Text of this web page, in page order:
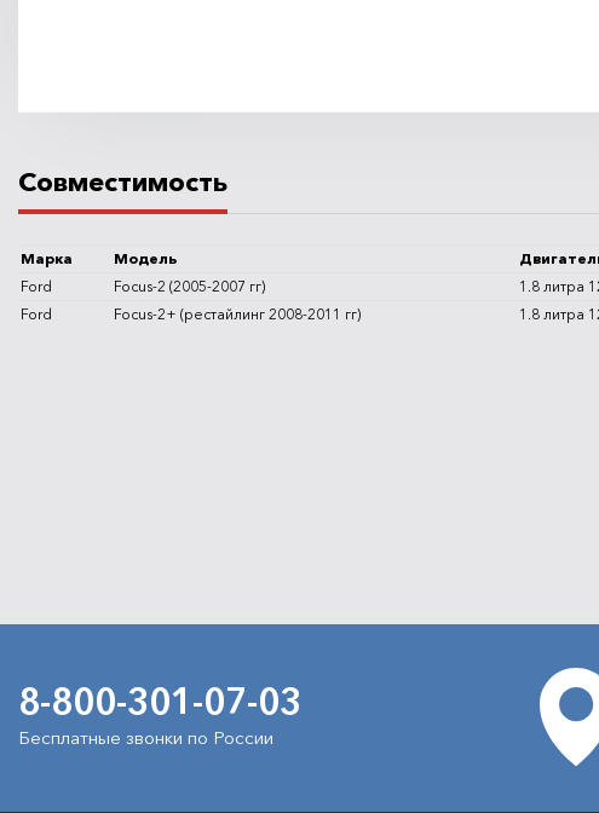
Совместимость
Марка Модель
Ford
Focus-2 (2005-2007 гг) 1.8 литра
Ford
Focus-2+ (рестайлинг 2008-2011 гг) 1.8 литра
8-800-301-07-03
Бесплатные звонки по России